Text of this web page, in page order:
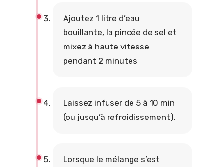
Ajoutez 1 litre d’eau
bouillante, la pincée de sel et
mixez à haute vitesse
pendant 2 minutes
Laissez infuser de 5 à 10 min
(ou jusqu’à refroidissement).
Lorsque le mélange s’est